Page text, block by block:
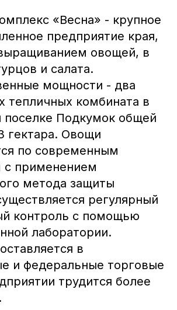
«Весна» - крупное
предприятие края,
овощей, в
и салата.
мощности - два
тепличных комбината в
поселке Подкумок общей
гектара. Овощи
по современным
с применением
метода защиты
регулярный
контроль с помощью
лаборатории.
в
и федеральные торговые
трудится более